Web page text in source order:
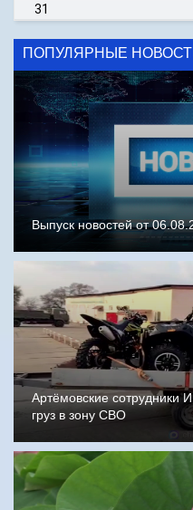
31
ПОПУЛЯРНЫЕ
Выпуск новостей от
Артёмовские сотрудники
груз в зону СВО